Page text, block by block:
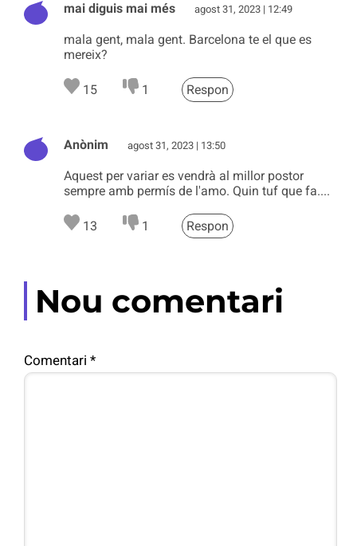
mai diguis mai més agost 31, 2023 | 12:49
mala gent, mala gent. Barcelona te el que es
mereix?
15 1 Respon
Anònim agost 31, 2023 | 13:50
Aquest per variar es vendrà al millor postor
sempre amb permís de l'amo. Quin tuf que fa....
13 1 Respon
Nou comentari
Comentari *